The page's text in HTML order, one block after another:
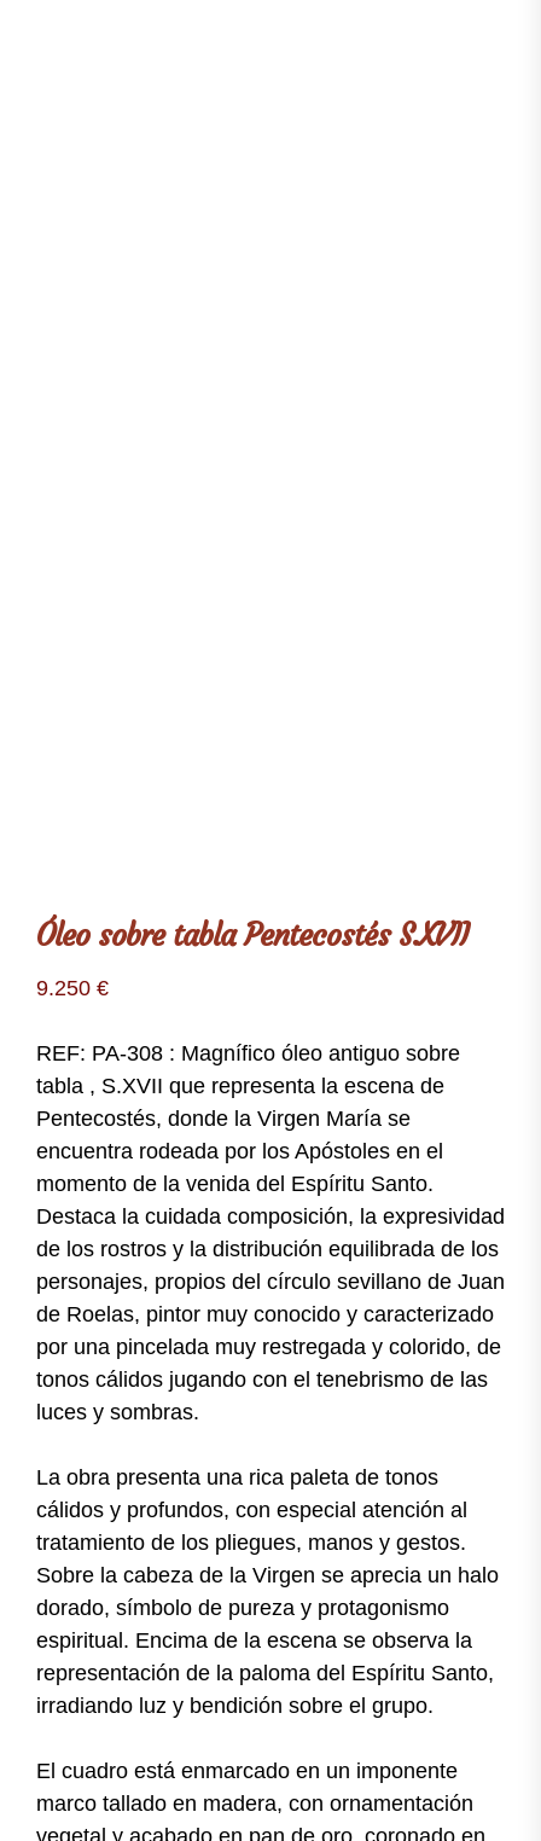
Óleo sobre tabla Pentecostés S.XVII
9.250 €
REF: PA-308 : Magnífico óleo antiguo sobre
tabla , S.XVII que representa la escena de
Pentecostés, donde la Virgen María se
encuentra rodeada por los Apóstoles en el
momento de la venida del Espíritu Santo.
Destaca la cuidada composición, la expresividad
de los rostros y la distribución equilibrada de los
personajes, propios del círculo sevillano de Juan
de Roelas, pintor muy conocido y caracterizado
por una pincelada muy restregada y colorido, de
tonos cálidos jugando con el tenebrismo de las
luces y sombras.
La obra presenta una rica paleta de tonos
cálidos y profundos, con especial atención al
tratamiento de los pliegues, manos y gestos.
Sobre la cabeza de la Virgen se aprecia un halo
dorado, símbolo de pureza y protagonismo
espiritual. Encima de la escena se observa la
representación de la paloma del Espíritu Santo,
irradiando luz y bendición sobre el grupo.
El cuadro está enmarcado en un imponente
marco tallado en madera, con ornamentación
vegetal y acabado en pan de oro, coronado en